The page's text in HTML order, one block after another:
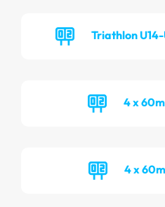
Triathlon
4 x
4 x